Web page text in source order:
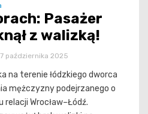
Pasażer
z walizką!
października 2025
na terenie łódzkiego dworca
mężczyzny podejrzanego o
relacji Wrocław–Łódź.